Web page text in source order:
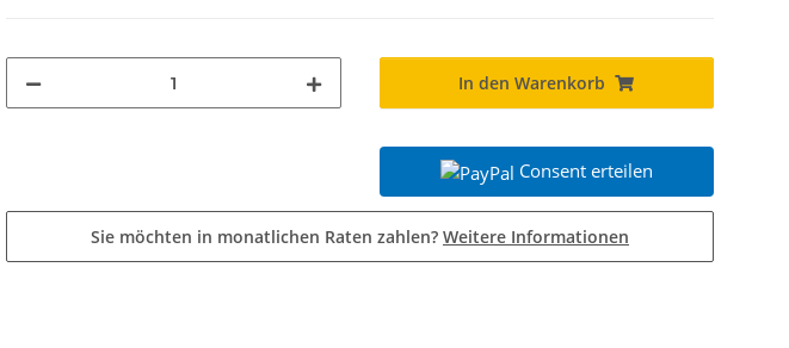
In den Warenkorb
Consent erteilen
Sie möchten in monatlichen Raten zahlen? Weitere Informationen